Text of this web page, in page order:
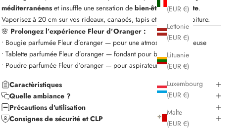
(EUR €)
Lettonie
(EUR €)
Lituanie
(EUR €)
Luxembourg
(EUR €)
Malte
(EUR €)
méditerranéens et insuffle une sensation debien-être immédiate.
Vaporisez à 20 cm sur vos rideaux, canapés, tapis et sièges de voiture.
🌸 Prolongez l’expérience Fleur d’Oranger :
• Bougie parfumée Fleur d’oranger — pour une atmosphère lumineuse
•Tablette parfumée Fleur d’oranger — fondant pour brûle-parfum
• Poudre parfumée Fleur d’oranger — pour aspirateur et tapis
Caractèristiques
Quelle ambiance ?
Précautions d'utilisation
Consignes de sécurité et CLP